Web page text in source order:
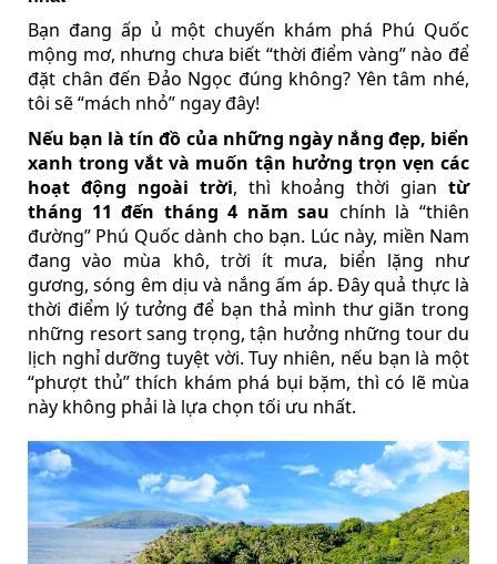
Bạn đang ấp ủ một chuyến khám phá Phú Quốc
mộng mơ, nhưng chưa biết “thời điểm vàng” nào để
đặt chân đến Đảo Ngọc đúng không? Yên tâm nhé,
tôi sẽ “mách nhỏ” ngay đây!
Nếu bạn là tín đồ của những ngày nắng đẹp, biển
xanh trong vắt và muốn tận hưởng trọn vẹn các
hoạt động ngoài trời, thì khoảng thời gian từ
tháng 11 đến tháng 4 năm sau chính là “thiên
đường” Phú Quốc dành cho bạn. Lúc này, miền Nam
đang vào mùa khô, trời ít mưa, biển lặng như
gương, sóng êm dịu và nắng ấm áp. Đây quả thực là
thời điểm lý tưởng để bạn thả mình thư giãn trong
những resort sang trọng, tận hưởng những tour du
lịch nghỉ dưỡng tuyệt vời. Tuy nhiên, nếu bạn là một
“phượt thủ” thích khám phá bụi bặm, thì có lẽ mùa
này không phải là lựa chọn tối ưu nhất.